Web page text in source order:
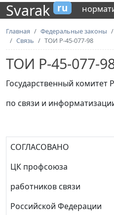
Svarak ru
Главная Федеральные законы
Связь
ТОИ Р-45-077-98
ТОИ Р-45-077-
Государственный комитет
по связи и
СОГЛАСОВАНО
ЦК профсоюза
работников связи
Российской Федерации